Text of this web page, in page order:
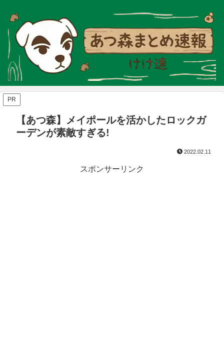
PR
【あつ森】メイポールを活かしたロックガ
ーデンが素敵すぎる!
2022.02.11
スポンサーリンク